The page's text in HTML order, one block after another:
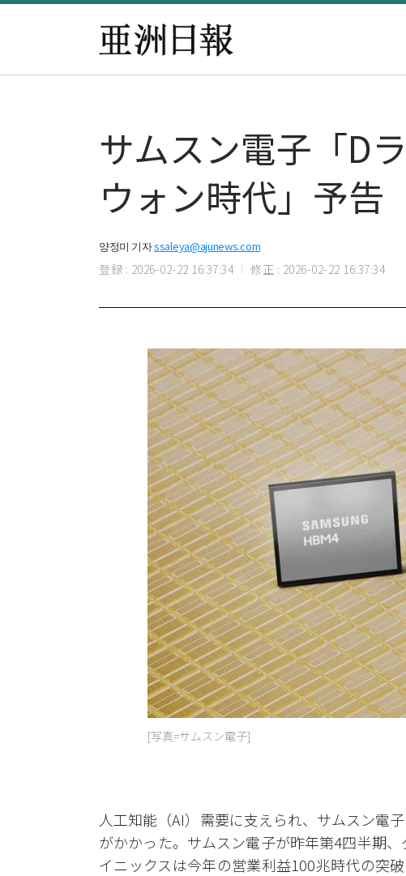
サムスン電子「D
ウォン時代」予告
양정미 기자ssaleya@ajunews.com
登録 : 2026-02-22 16:37:34 修正 : 2026-02-22 16:37:34
[写真=サムスン電子]
人工知能（AI）需要に支えられ、サムスン電
がかかった。サムスン電子が昨年第4四半期
イニックスは今年の営業利益100兆時代の突